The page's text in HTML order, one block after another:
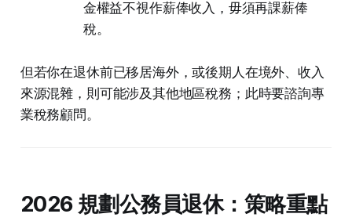
金權益不視作薪俸收入，毋須再課薪俸
稅。
但若你在退休前已移居海外，或後期人在境外、收入
來源混雜，則可能涉及其他地區稅務；此時要諮詢專
業稅務顧問。
2026 規劃公務員退休：策略重點